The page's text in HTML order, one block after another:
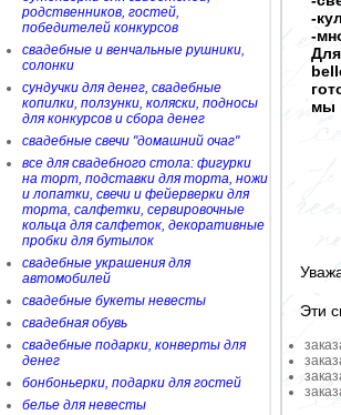
родственников, гостей,
победителей конкурсов
свадебные и венчальные рушники,
солонки
сундучки для денег, свадебные
копилки, ползунки, коляски, подносы
для конкурсов и сбора денег
свадебные свечи "домашний очаг"
все для свадебного стола: фигурки
на торт, подставки для торта, ножи
и лопатки, свечи и фейерверки для
торта, салфетки, сервировочные
кольца для салфеток, декоративные
пробки для бутылок
свадебные украшения для
автомобилей
свадебные букеты невесты
свадебная обувь
свадебные подарки, конверты для
денег
бонбоньерки, подарки для гостей
белье для невесты
-
-
мы
Эти